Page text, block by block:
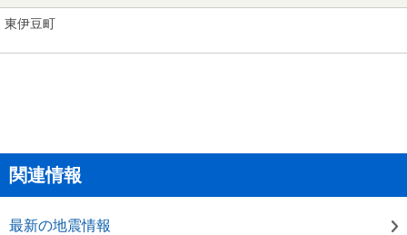
東伊豆町
関連情報
最新の地震情報